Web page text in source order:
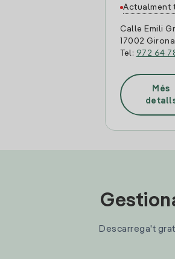
Actualment
Calle Emili
17002 Girona
Tel: 972 64
Més
Descarrega't